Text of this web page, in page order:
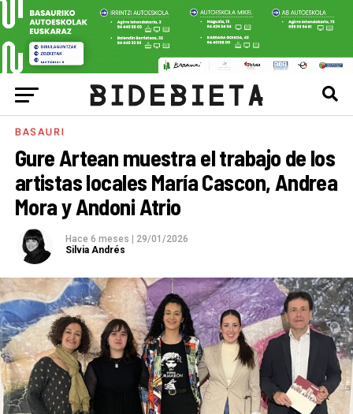
BASAURI
Gure Artean muestra el trabajo de los
artistas locales María Cascon, Andrea
Mora y Andoni Atrio
Hace 6 meses
29/01/2026
Silvia Andrés